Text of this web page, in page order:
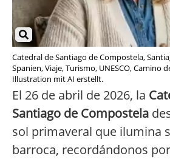
Catedral de Santiago de Compostela,
Spanien, Viaje, Turismo, UNESCO, Camino
Illustration mit AI erstellt.
El 26 de abril de 2026, la
Santiago de Compostela
sol primaveral que ilumina
barroca, recordándonos